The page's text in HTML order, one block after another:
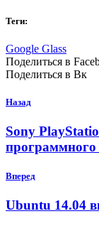
Теги:
Google Glass
Поделиться в
Поделиться в Вк
Назад
Sony
программного
Вперед
Ubuntu 14.04